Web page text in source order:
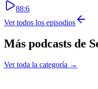
88:6
Ver todos los episodios
Más podcasts de
Ver toda la categoría →